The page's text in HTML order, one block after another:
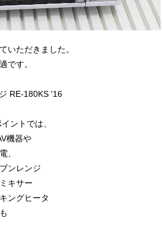
いただきました。
です。
RE-180KS '16
ントでは、
機器や
、
ンレンジ
キサー
ングヒータ